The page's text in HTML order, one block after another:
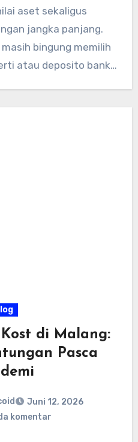
aset sekaligus
jangka panjang.
bingung memilih
atau deposito bank.
di Malang:
Pasca
Juni 12, 2026
komentar